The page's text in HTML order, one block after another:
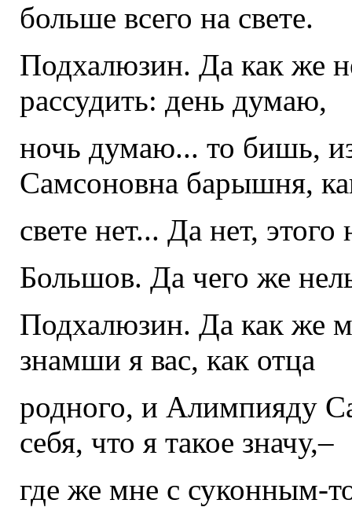
больше всего на свете.
Подхалюзин. Да как же
рассудить: день думаю,
ночь думаю... то бишь,
Самсоновна барышня,
свете нет... Да нет,
Большов. Да чего же
Подхалюзин. Да как же
знамши я вас, как отца
родного, и Алимпияду
себя, что я такое значу,–
где же мне с суконным-